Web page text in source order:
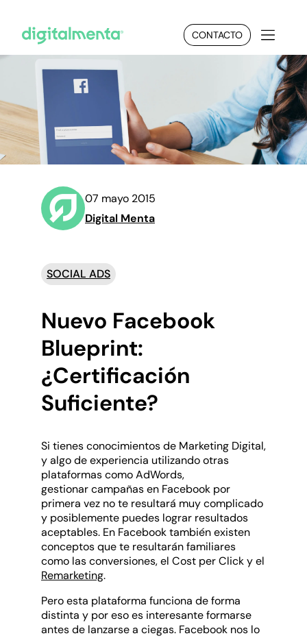
CONTACTO
07 mayo 2015
Digital Menta
SOCIAL ADS
Nuevo Facebook
Blueprint:
¿Certificación
Suficiente?
Si tienes conocimientos de Marketing Digital,
y algo de experiencia utilizando otras
plataformas como AdWords,
gestionar campañas en Facebook por
primera vez no te resultará muy complicado
y posiblemente puedes lograr resultados
aceptables. En Facebook también existen
conceptos que te resultarán familiares
como las conversiones, el Cost per Click y el
Remarketing.
Pero esta plataforma funciona de forma
distinta y por eso es interesante formarse
antes de lanzarse a ciegas. Facebook nos lo